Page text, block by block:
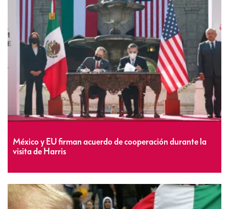
México y EU firman acuerdo de cooperación durante la
visita de Harris